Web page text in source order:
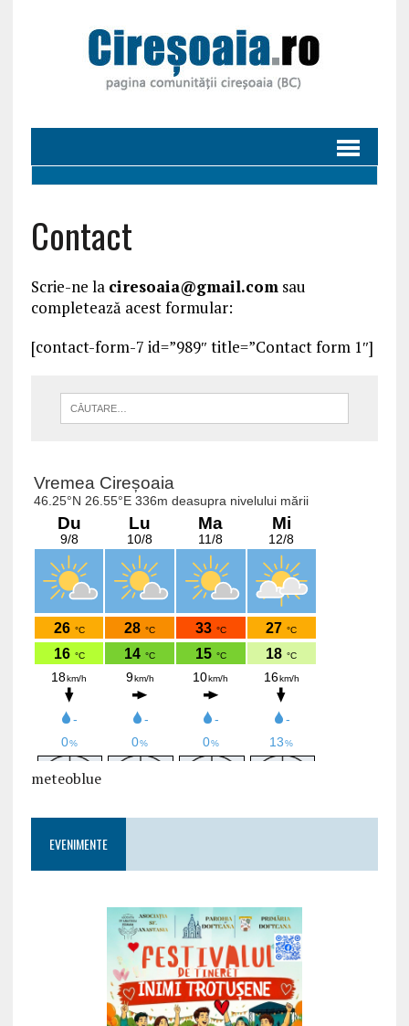
Contact
Scrie-ne la ciresoaia@gmail.comsau
completează acest formular:
[contact-form-7 id=”989″ title=”Contact form 1″]
meteoblue
EVENIMENTE